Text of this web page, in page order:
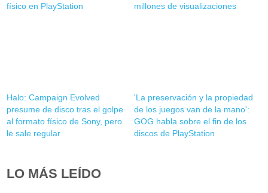
físico en PlayStation
millones de visualizaciones
Halo: Campaign Evolved
presume de disco tras el golpe
al formato físico de Sony, pero
le sale regular
'La preservación y la propiedad
de los juegos van de la mano':
GOG habla sobre el fin de los
discos de PlayStation
LO MÁS LEÍDO